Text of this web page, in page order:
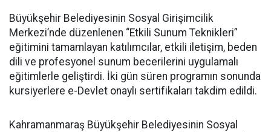
Büyükşehir Belediyesinin Sosyal Girişimcilik
Merkezi’nde düzenlenen “Etkili Sunum Teknikleri”
eğitimini tamamlayan katılımcılar, etkili iletişim, beden
dili ve profesyonel sunum becerilerini uygulamalı
eğitimlerle geliştirdi. İki gün süren programın sonunda
kursiyerlere e-Devlet onaylı sertifikaları takdim edildi.
Kahramanmaraş Büyükşehir Belediyesinin Sosyal